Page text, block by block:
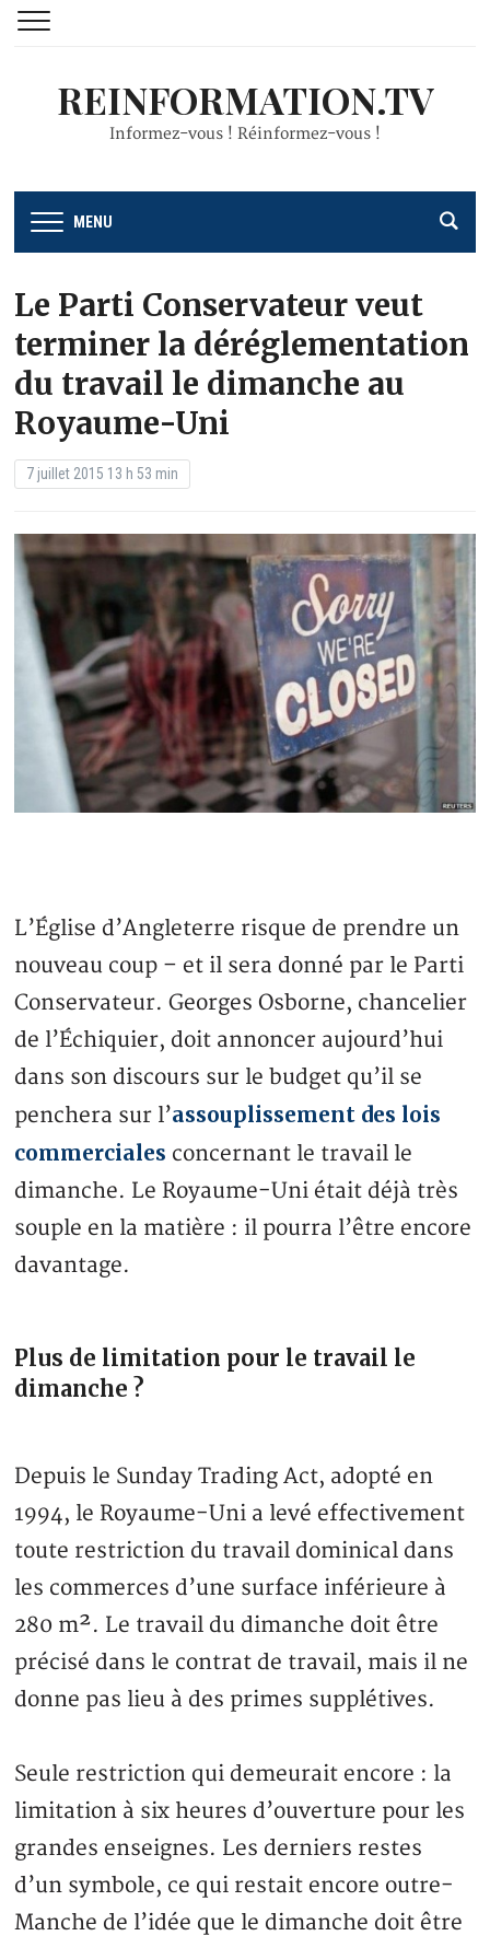
REINFORMATION.TV
Informez-vous ! Réinformez-vous !
MENU
Le Parti Conservateur veut
terminer la déréglementation
du travail le dimanche au
Royaume-Uni
7 juillet 2015 13 h 53 min
L’Église d’Angleterre risque de prendre un
nouveau coup – et il sera donné par le Parti
Conservateur. Georges Osborne, chancelier
de l’Échiquier, doit annoncer aujourd’hui
dans son discours sur le budget qu’il se
penchera sur l’assouplissement des lois
commerciales concernant le travail le
dimanche. Le Royaume-Uni était déjà très
souple en la matière : il pourra l’être encore
davantage.
Plus de limitation pour le travail le
dimanche ?
Depuis le Sunday Trading Act, adopté en
1994, le Royaume-Uni a levé effectivement
toute restriction du travail dominical dans
les commerces d’une surface inférieure à
280 m². Le travail du dimanche doit être
précisé dans le contrat de travail, mais il ne
donne pas lieu à des primes supplétives.
Seule restriction qui demeurait encore : la
limitation à six heures d’ouverture pour les
grandes enseignes. Les derniers restes
d’un symbole, ce qui restait encore outre-
Manche de l’idée que le dimanche doit être